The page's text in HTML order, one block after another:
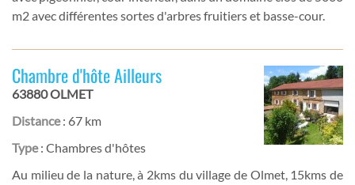
m2 avec différentes sortes d'arbres fruitiers et basse-cour.
Chambre d'hôte Ailleurs
63880 OLMET
Distance: 67 km
Type: Chambres d'hôtes
Au milieu de la nature, à 2kms du village de Olmet, 15kms de